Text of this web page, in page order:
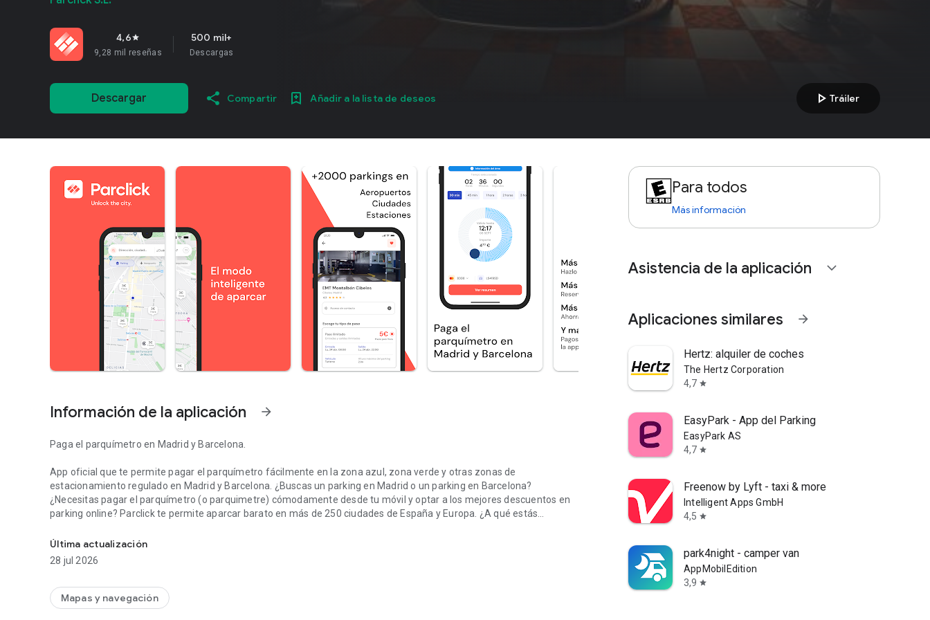
4,6star
9,28 mil reseñas
500 mil+
Descargas
Descargar Compartir Añadir a la lista de deseos play_arrow Tráiler
Información de la aplicación arrow_forward
Paga el parquímetro en Madrid y Barcelona.
App oficial que te permite pagar el parquímetro fácilmente en la zona azul, zona verde y otras zonas de
estacionamiento regulado en Madrid y Barcelona. ¿Buscas un parking en Madrid o un parking en Barcelona?
¿Necesitas pagar el parquímetro (o parquimetre) cómodamente desde tu móvil y optar a los mejores descuentos en
parking online? Parclick te permite aparcar barato en más de 250 ciudades de España y Europa. ¿A qué estás
¿Estás cansado de llegar a una ciudad y pasar horas buscando una plaza de parking? Con Parclick podrás encontrar
aparcamiento donde quieras con descuentos en parkings en Sevilla, Valencia, Bilbao y parkings en Alicante, además
de tren y puertos. ¡Olvídate de dar vueltas en busca de un lugar en el que aparcar el coche!
Última actualización
28 jul 2026
Mapas y navegación
Para todos
Más información
Asistencia de la aplicación expand_more
Aplicaciones similares arrow_forward
Hertz: alquiler de coches
The Hertz Corporation
4,7 star
EasyPark - App del Parking
EasyPark AS
4,7 star
Freenow by Lyft - taxi & more
Intelligent Apps GmbH
4,5 star
park4night - camper van
AppMobilEdition
3,9 star